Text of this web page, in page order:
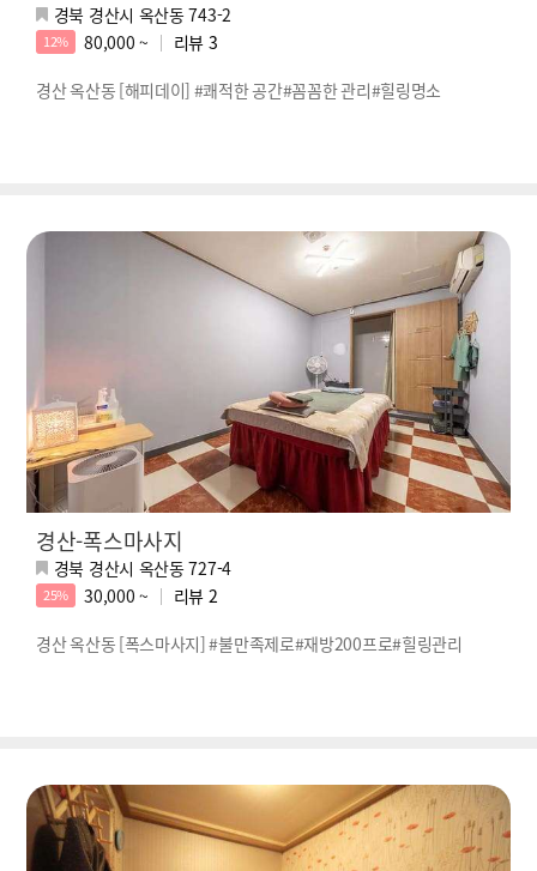
경북 경산시 옥산동 743-2
12% 80,000 ~ 리뷰 3
경산 옥산동 [해피데이] #쾌적한 공간#꼼꼼한 관리#힐링명소
경산-폭스마사지
경북 경산시 옥산동 727-4
25% 30,000 ~ 리뷰 2
경산 옥산동 [폭스마사지] #불만족제로#재방200프로#힐링관리